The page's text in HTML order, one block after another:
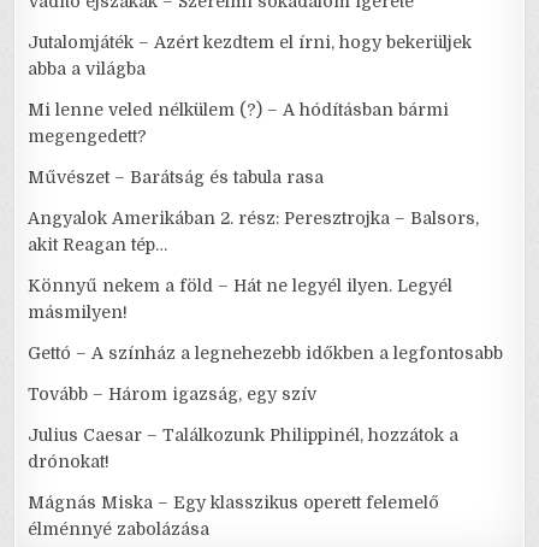
Jutalomjáték – Azért kezdtem el írni, hogy bekerüljek
abba a világba
Mi lenne veled nélkülem (?) – A hódításban bármi
megengedett?
Művészet – Barátság és tabula rasa
Angyalok Amerikában 2. rész: Peresztrojka – Balsors,
akit Reagan tép…
Könnyű nekem a föld – Hát ne legyél ilyen. Legyél
másmilyen!
Gettó – A színház a legnehezebb időkben a legfontosabb
Tovább – Három igazság, egy szív
Julius Caesar – Találkozunk Philippinél, hozzátok a
drónokat!
Mágnás Miska – Egy klasszikus operett felemelő
élménnyé zabolázása